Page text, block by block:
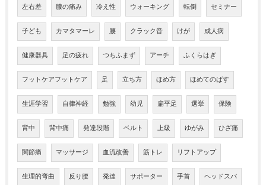
左右差 膝の痛み 冷え性 ウォーキング 転倒 セミナー
子ども カマタマーレ 腰 クラック音 けが 成人病
健康器具 足の疲れ つちふまず アーチ ふくらはぎ
フットケアフットケア 足 立ち方 ほめ方 ほめてのばす
生涯学習 自律神経 勉強 幼児 扁平足 選挙 保険
背中 背中痛 発達段階 ベルト 上級 ゆがみ ひざ痛
関節痛 マッサージ 血流改善 筋トレ リフトアップ
生理的弯曲 反り腰 発達 サポーター 手首 ヘッドスパ